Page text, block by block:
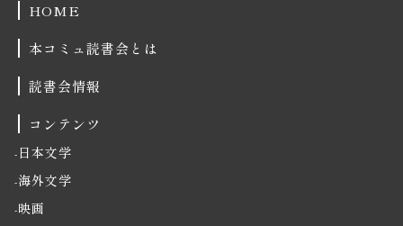
HOME
本コミュ読書会とは
読書会情報
コンテンツ
日本文学
海外文学
映画